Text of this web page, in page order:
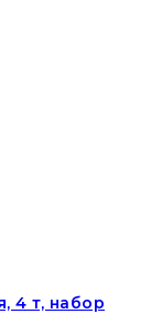
4 т, набор